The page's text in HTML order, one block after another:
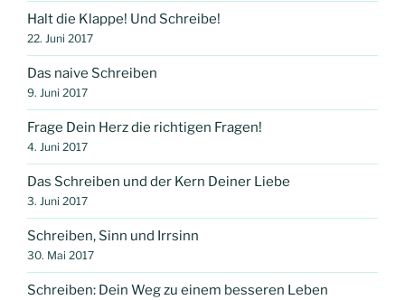
Halt die Klappe! Und Schreibe!
22. Juni 2017
Das naive Schreiben
9. Juni 2017
Frage Dein Herz die richtigen Fragen!
4. Juni 2017
Das Schreiben und der Kern Deiner Liebe
3. Juni 2017
Schreiben, Sinn und Irrsinn
30. Mai 2017
Schreiben: Dein Weg zu einem besseren Leben